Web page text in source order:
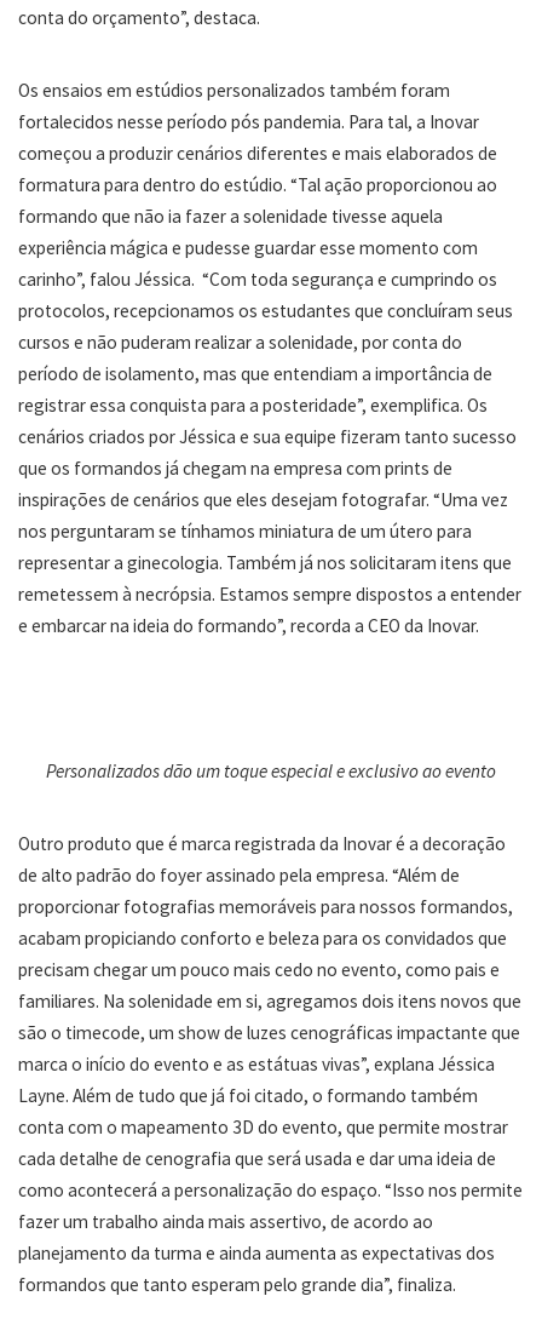
conta do orçamento”, destaca.
Os ensaios em estúdios personalizados também foram
fortalecidos nesse período pós pandemia. Para tal, a Inovar
começou a produzir cenários diferentes e mais elaborados de
formatura para dentro do estúdio. “Tal ação proporcionou ao
formando que não ia fazer a solenidade tivesse aquela
experiência mágica e pudesse guardar esse momento com
carinho”, falou Jéssica. “Com toda segurança e cumprindo os
protocolos, recepcionamos os estudantes que concluíram seus
cursos e não puderam realizar a solenidade, por conta do
período de isolamento, mas que entendiam a importância de
registrar essa conquista para a posteridade”, exemplifica. Os
cenários criados por Jéssica e sua equipe fizeram tanto sucesso
que os formandos já chegam na empresa com prints de
inspirações de cenários que eles desejam fotografar. “Uma vez
nos perguntaram se tínhamos miniatura de um útero para
representar a ginecologia. Também já nos solicitaram itens que
remetessem à necrópsia. Estamos sempre dispostos a entender
e embarcar na ideia do formando”, recorda a CEO da Inovar.
Personalizados dão um toque especial e exclusivo ao evento
Outro produto que é marca registrada da Inovar é a decoração
de alto padrão do foyer assinado pela empresa. “Além de
proporcionar fotografias memoráveis para nossos formandos,
acabam propiciando conforto e beleza para os convidados que
precisam chegar um pouco mais cedo no evento, como pais e
familiares. Na solenidade em si, agregamos dois itens novos que
são o timecode, um show de luzes cenográficas impactante que
marca o início do evento e as estátuas vivas”, explana Jéssica
Layne. Além de tudo que já foi citado, o formando também
conta com o mapeamento 3D do evento, que permite mostrar
cada detalhe de cenografia que será usada e dar uma ideia de
como acontecerá a personalização do espaço. “Isso nos permite
fazer um trabalho ainda mais assertivo, de acordo ao
planejamento da turma e ainda aumenta as expectativas dos
formandos que tanto esperam pelo grande dia”, finaliza.